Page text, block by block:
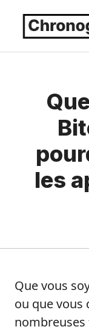
les
Que vous
ou que vous
nombreuses